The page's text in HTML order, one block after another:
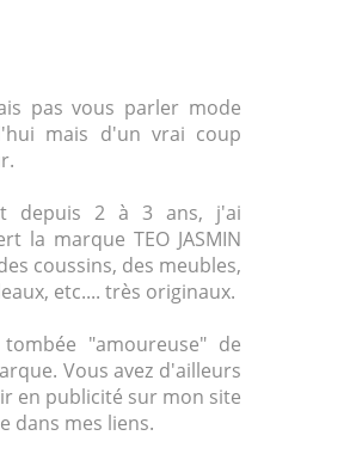
pas vous parler mode
mais d'un vrai coup
depuis 2 à 3 ans, j'ai
la marque TEO JASMIN
coussins, des meubles,
etc.... très originaux.
"amoureuse" de
Vous avez d'ailleurs
en publicité sur mon site
dans mes liens.